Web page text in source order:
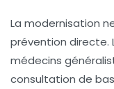
La modernisation
prévention directe.
médecins
consultation de